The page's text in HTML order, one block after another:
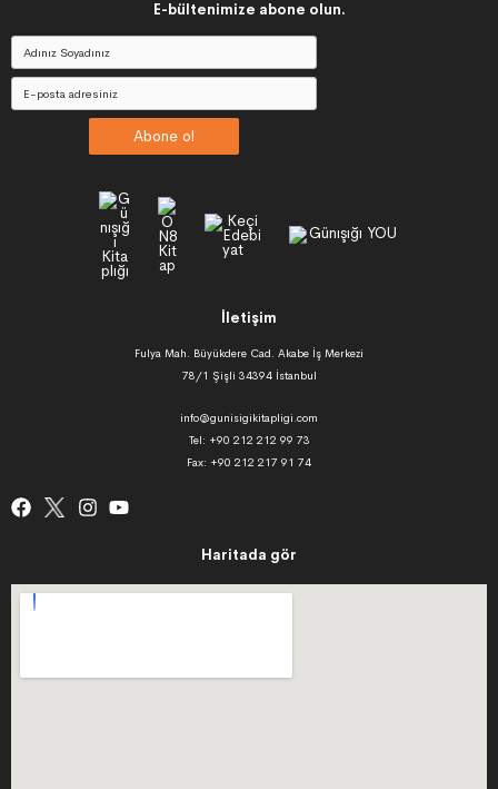
E-bültenimize abone olun.
Abone ol
İletişim
Fulya Mah. Büyükdere Cad. Akabe İş Merkezi
78/1 Şişli 34394 İstanbul
info@gunisigikitapligi.com
Tel: +90 212 212 99 73
Fax: +90 212 217 91 74
Haritada gör